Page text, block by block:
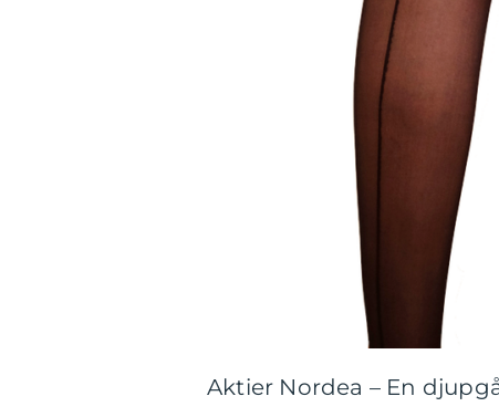
Aktier Nordea – En